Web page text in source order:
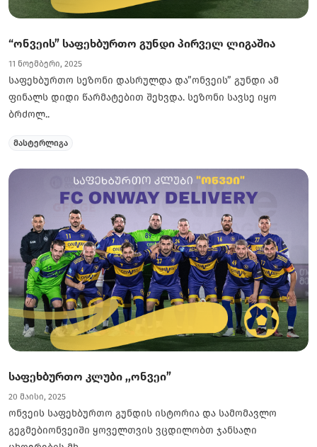
“ონვეის” საფეხბურთო გუნდი პირველ ლიგაშია
11 ნოემბერი, 2025
საფეხბურთო სეზონი დასრულდა და”ონვეის” გუნდი ამ
ფინალს დიდი წარმატებით შეხვდა. სეზონი სავსე იყო
ბრძოლ..
მასტერლიგა
საფეხბურთო კლუბი ,,ონვეი”
20 მაისი, 2025
ონვეის საფეხბურთო გუნდის ისტორია და სამომავლო
გეგმებიონვეიში ყოველთვის ვცდილობთ ჯანსაღი